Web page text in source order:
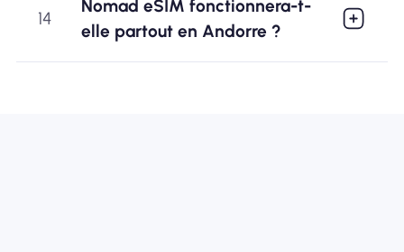
14
Nomad eSIM fonctionnera-t-
elle partout en Andorre ?